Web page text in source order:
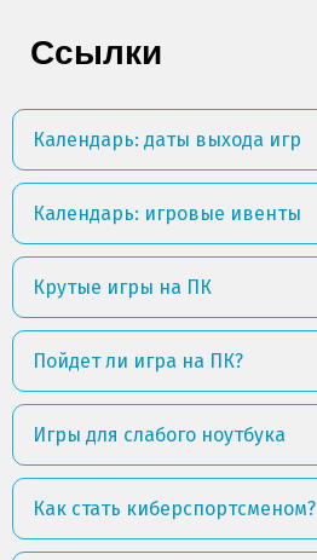
Ссылки
Календарь: даты выхода игр
Календарь: игровые ивенты
Крутые игры на ПК
Пойдет ли игра на ПК?
Игры для слабого ноутбука
Как стать киберспортсменом?